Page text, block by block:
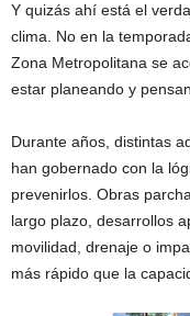
Y quizás ahí está el
clima. No en la
Zona Metropolitana se
estar planeando y
Durante años, distintas
han gobernado con la
prevenirlos. Obras
largo plazo, desarrollos
movilidad, drenaje o
más rápido que la